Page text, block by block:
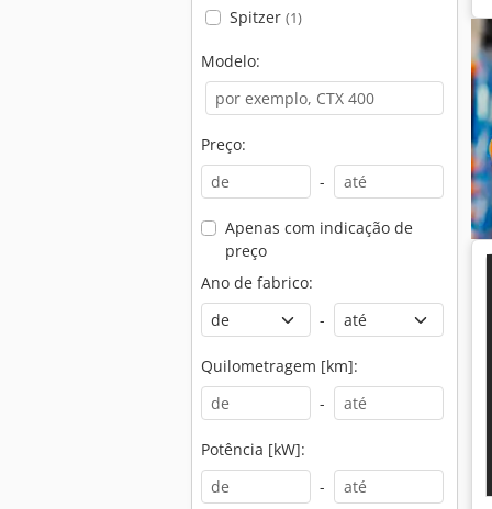
Spitzer (1)
Modelo:
Preço:
-
Apenas com indicação de
preço
Ano de fabrico:
-
Quilometragem [km]:
-
Potência [kW]:
-